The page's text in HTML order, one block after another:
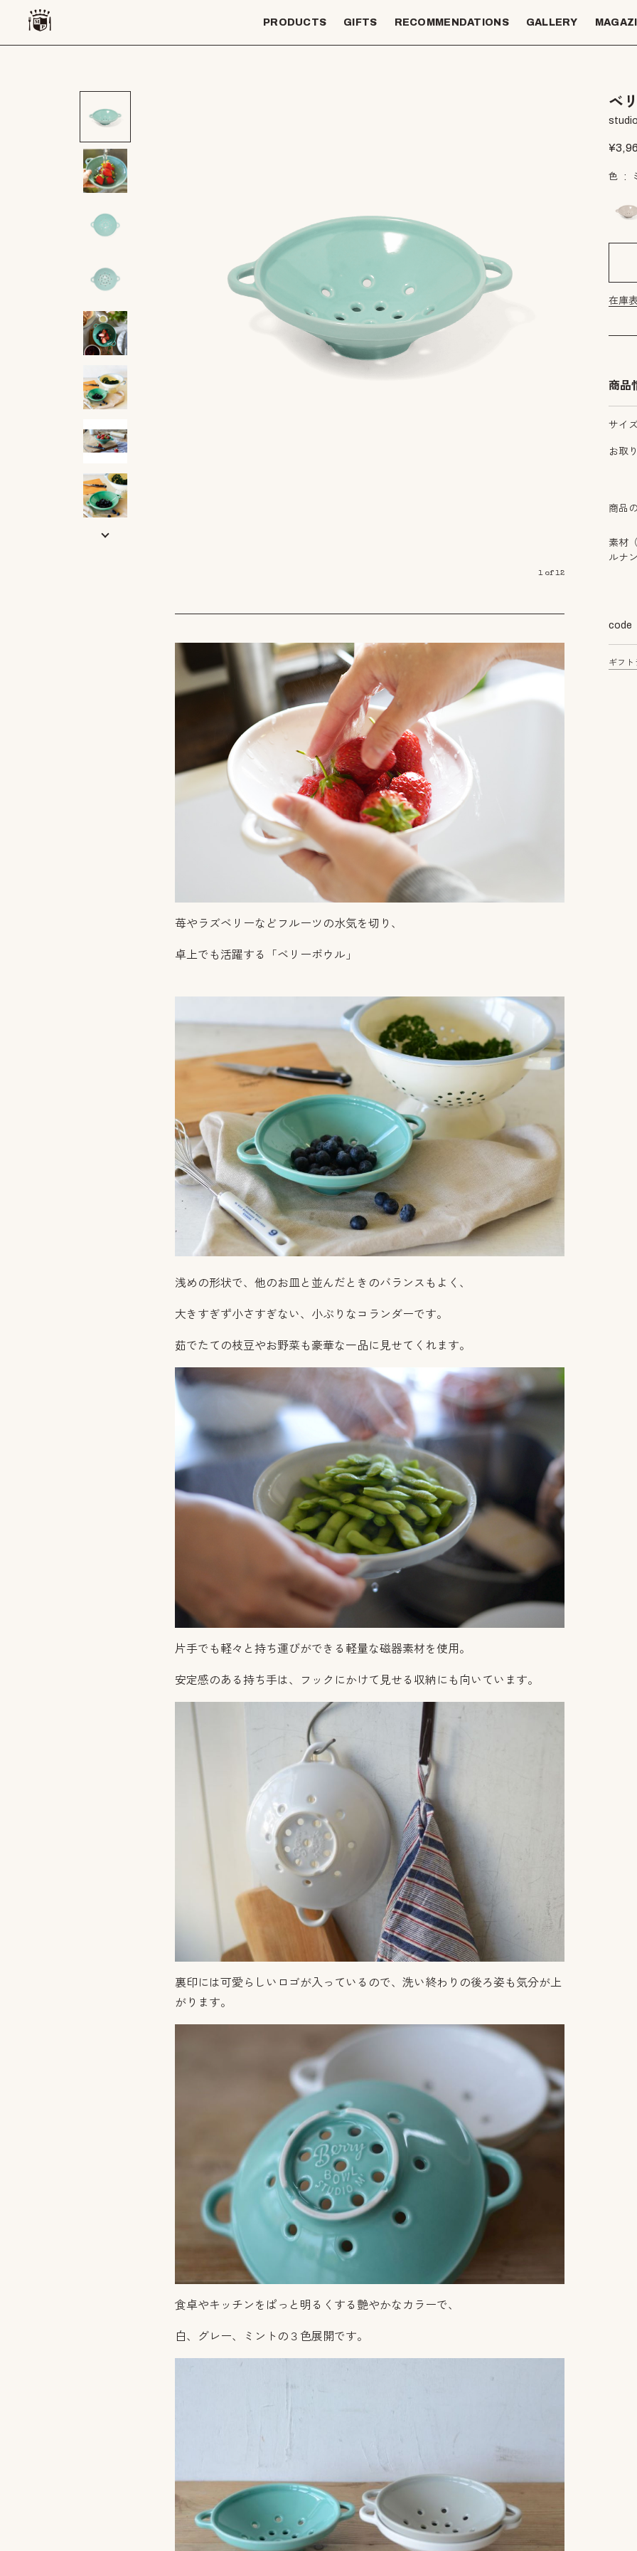
PRODUCTS GIFTS RECOMMENDATIONS GALLERY
1of12
ベ
¥
色
在庫
商品
サイ
お取
商品
素材
ルナ
code
ギフト
苺やラズベリーなどフルーツの水気を切り、
卓上でも活躍する「ベリーボウル」
浅めの形状で、他のお皿と並んだときのバランスもよく、
大きすぎず小さすぎない、小ぶりなコランダーです。
茹でたての枝豆やお野菜も豪華な一品に見せてくれます。
片手でも軽々と持ち運びができる軽量な磁器素材を使用。
安定感のある持ち手は、フックにかけて見せる収納にも向いています。
裏印には可愛らしいロゴが入っているので、洗い終わりの後ろ姿も気分が上
がります。
食卓やキッチンをぱっと明るくする艶やかなカラーで、
白、グレー、ミントの３色展開です。